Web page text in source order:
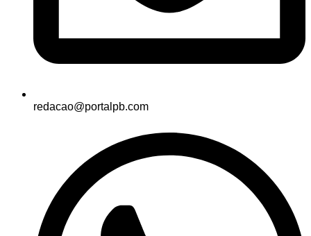
redacao@portalpb.com